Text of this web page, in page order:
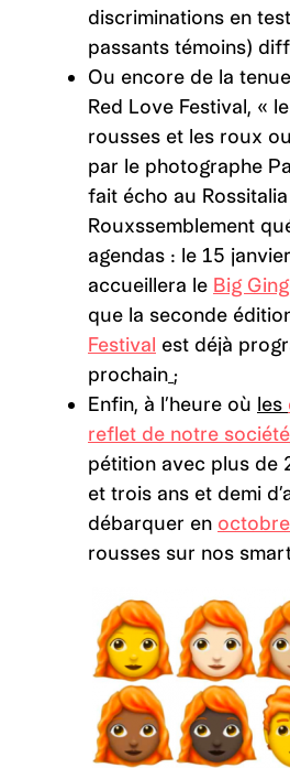
discriminations en
passants témoins)
Ou encore de la
Red Love Festival, «
rousses et les roux
par le photographe
fait écho au
Rouxssemblement
agendas : le 15
accueillera le Big
que la seconde
Festival est déjà
prochain ;
Enfin, à l’heure où les
reflet de notre société
pétition avec plus de
et trois ans et demi
débarquer en
rousses sur nos